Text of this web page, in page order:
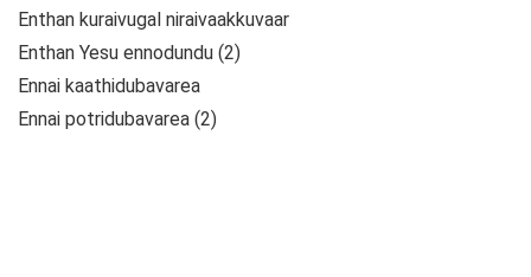
Enthan kuraivugal niraivaakkuvaar
Enthan Yesu ennodundu (2)
Ennai kaathidubavarea
Ennai potridubavarea (2)